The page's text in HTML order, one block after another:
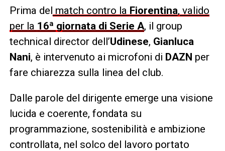
Prima del match contro la Fiorentina, valido
per la 16ª giornata di Serie A, il group
technical director dell’Udinese, Gianluca
Nani, è intervenuto ai microfoni di DAZN per
fare chiarezza sulla linea del club.
Dalle parole del dirigente emerge una visione
lucida e coerente, fondata su
programmazione, sostenibilità e ambizione
controllata, nel solco del lavoro portato